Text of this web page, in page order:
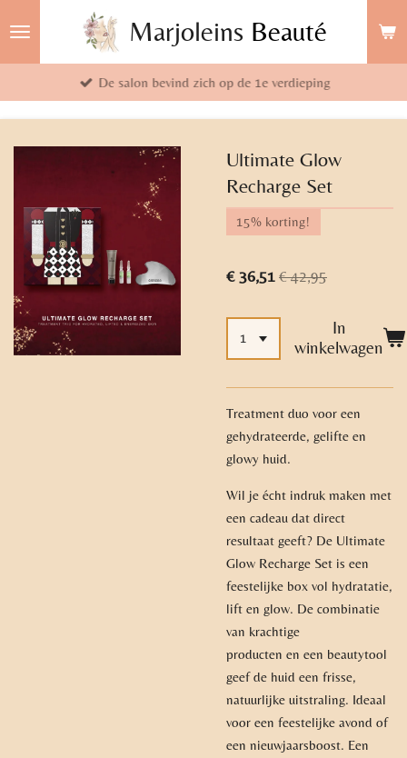
direct
naar
Marjoleins Beauté
De salon bevind zich op de 1e verdieping
Ultimate Glow
Recharge Set
15% korting!
€ 36,51 € 42,95
In
winkelwagen
Treatment duo voor een
gehydrateerde, gelifte en
glowy huid.
Wil je écht indruk maken met
een cadeau dat direct
resultaat geeft? De Ultimate
Glow Recharge Set is een
feestelijke box vol hydratatie,
lift en glow. De combinatie
van krachtige
producten en een beautytool
geef de huid een frisse,
natuurlijke uitstraling. Ideaal
voor een feestelijke avond of
een nieuwjaarsboost. Een